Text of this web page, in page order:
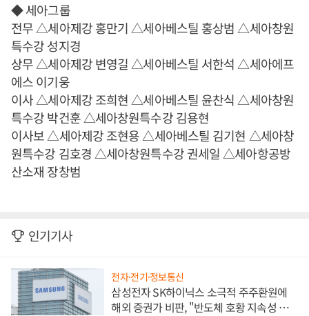
◆ 세아그룹
전무 △세아제강 홍만기 △세아베스틸 홍상범 △세아창원
특수강 성지경
상무 △세아제강 변영길 △세아베스틸 서한석 △세아에프
에스 이기웅
이사 △세아제강 조희현 △세아베스틸 윤찬식 △세아창원
특수강 박건훈 △세아창원특수강 김용현
이사보 △세아제강 조현용 △세아베스틸 김기현 △세아창
원특수강 김호경 △세아창원특수강 권세일 △세아항공방
산소재 장창범
인기기사
전자·전기·정보통신
삼성전자 SK하이닉스 소극적 주주환원에
해외 증권가 비판, "반도체 호황 지속성 의